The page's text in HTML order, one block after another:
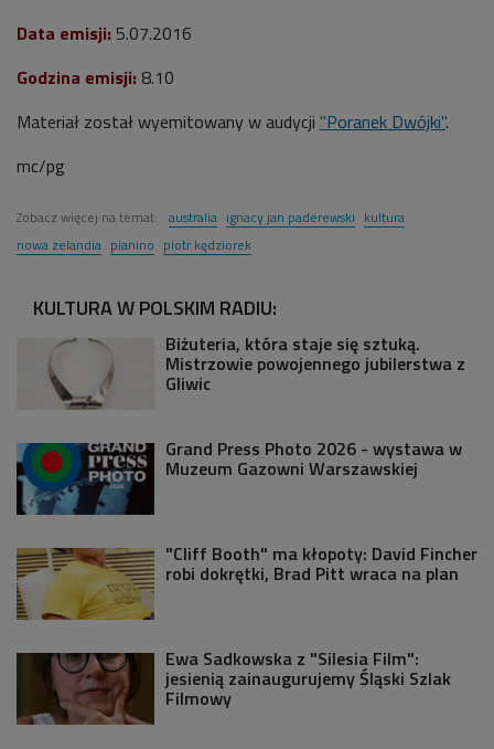
Data emisji: 5.07.2016
Godzina emisji: 8.10
Materiał został wyemitowany w audycji "Poranek Dwójki".
mc/pg
Zobacz więcej na temat: australia ignacy jan paderewski kultura
nowa zelandia pianino piotr kędziorek
KULTURA W POLSKIM RADIU:
Biżuteria, która staje się sztuką.
Mistrzowie powojennego jubilerstwa z
Gliwic
Grand Press Photo 2026 - wystawa w
Muzeum Gazowni Warszawskiej
"Cliff Booth" ma kłopoty: David Fincher
robi dokrętki, Brad Pitt wraca na plan
Ewa Sadkowska z "Silesia Film":
jesienią zainaugurujemy Śląski Szlak
Filmowy